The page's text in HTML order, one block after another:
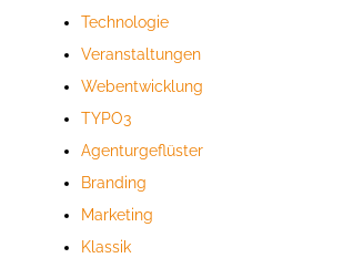
Technologie
Veranstaltungen
Webentwicklung
TYPO3
Agenturgeflüster
Branding
Marketing
Klassik